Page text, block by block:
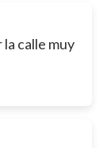
la calle muy